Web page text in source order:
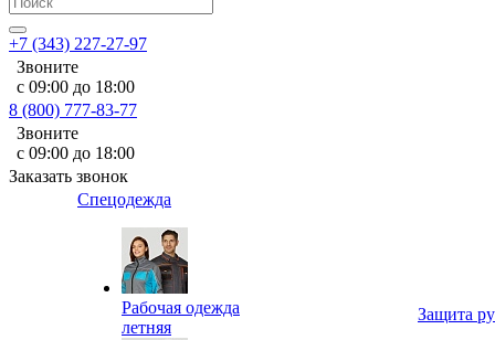
+7 (343) 227-27-97
Звоните
с 09:00 до 18:00
8 (800) 777-83-77
Звоните
с 09:00 до 18:00
Заказать звонок
Спецодежда
Рабочая одежда
летняя
Защита